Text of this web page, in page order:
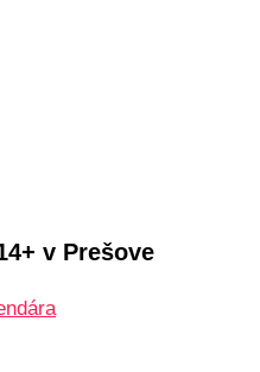
v Prešove